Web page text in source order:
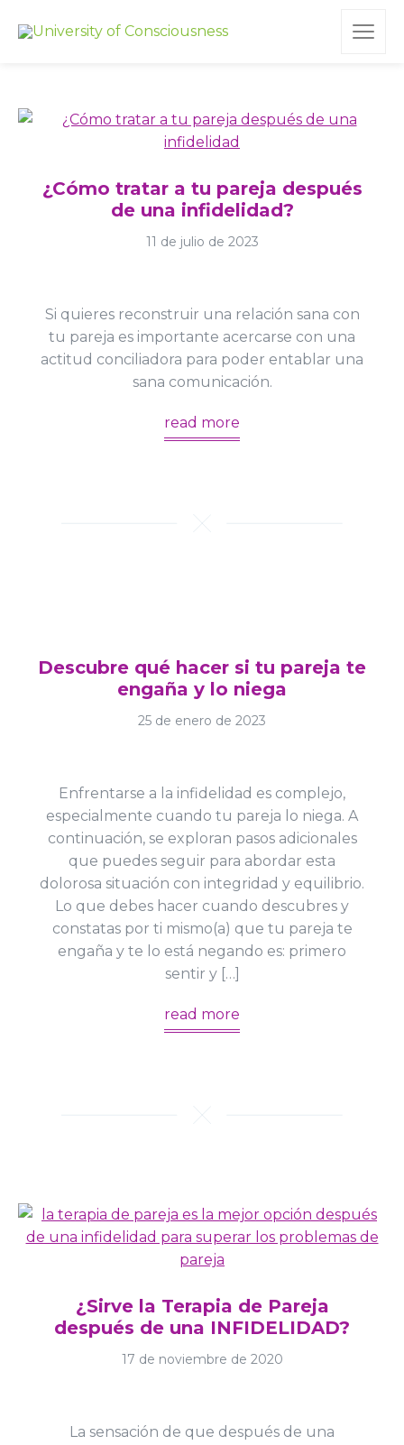
¿Cómo tratar a tu pareja después
de una infidelidad?
11 de julio de 2023
Si quieres reconstruir una relación sana con
tu pareja es importante acercarse con una
actitud conciliadora para poder entablar una
sana comunicación.
read more
Descubre qué hacer si tu pareja te
engaña y lo niega
25 de enero de 2023
Enfrentarse a la infidelidad es complejo,
especialmente cuando tu pareja lo niega. A
continuación, se exploran pasos adicionales
que puedes seguir para abordar esta
dolorosa situación con integridad y equilibrio.
Lo que debes hacer cuando descubres y
constatas por ti mismo(a) que tu pareja te
engaña y te lo está negando es: primero
sentir y […]
read more
¿Sirve la Terapia de Pareja
después de una INFIDELIDAD?
17 de noviembre de 2020
La sensación de que después de una